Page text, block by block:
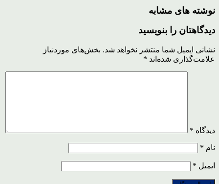
نوشته های مشابه
دیدگاهتان را بنویسید
نشانی ایمیل شما منتشر نخواهد شد. بخش‌های موردنیاز
علامت‌گذاری شده‌اند *
دیدگاه *
نام *
ایمیل *